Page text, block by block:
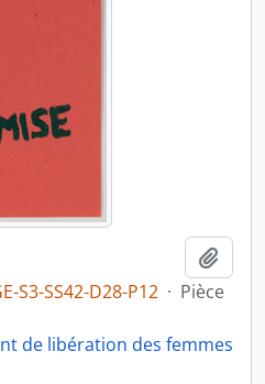
S3-SS42-D28-P12 · Pièce
de libération des femmes